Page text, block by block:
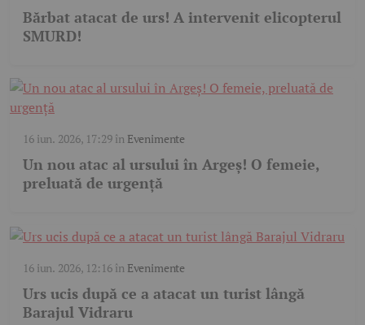
Bărbat atacat de urs! A intervenit elicopterul
SMURD!
16 iun. 2026, 17:29în Evenimente
Un nou atac al ursului în Argeș! O femeie,
preluată de urgență
16 iun. 2026, 12:16în Evenimente
Urs ucis după ce a atacat un turist lângă
Barajul Vidraru